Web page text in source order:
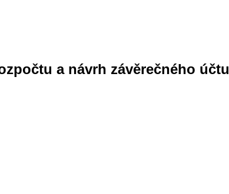
a návrh závěrečného účtu